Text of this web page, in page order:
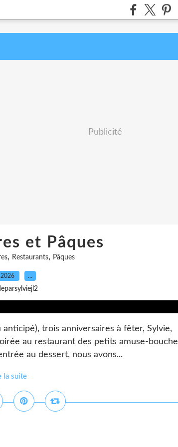
Publicité
et Pâques
, Restaurants, Pâques
…
trois anniversaires à fêter, Sylvie,
au restaurant des petits amuse-bouche
au dessert, nous avons...
la suite